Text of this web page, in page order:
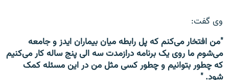
وی گفت:
"من افتخار می‌کنم که پل رابطه میان بیماران ایدز و جامعه
می‌شوم ما روی یک برنامه درازمدت سه الی پنج ساله کار می‌کنیم
که چطور بتوانیم و چطور کسی مثل من در این مسئله کمک